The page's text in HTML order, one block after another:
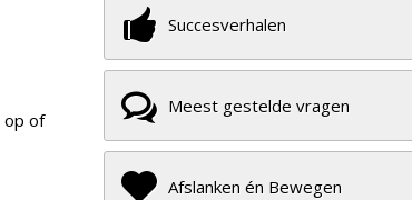
op of
Succesverhalen
Meest gestelde vragen
Afslanken én Bewegen